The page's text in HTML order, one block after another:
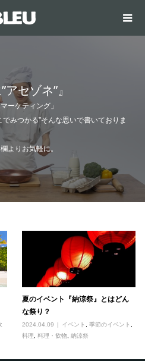
アセゾネ”』
ーケティング」
みつかる”そんな思いで書いておりま
よりお気軽に。
夏のイベント『納涼祭』とはどん
な祭り？
2024.04.09 イベント ,季節のイベント ,
料理,料理・飲物,納涼祭